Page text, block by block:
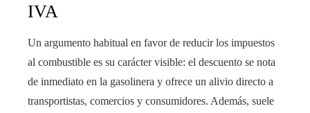
IVA
Un argumento habitual en favor de reducir los impuestos
al combustible es su carácter visible: el descuento se nota
de inmediato en la gasolinera y ofrece un alivio directo a
transportistas, comercios y consumidores. Además, suele